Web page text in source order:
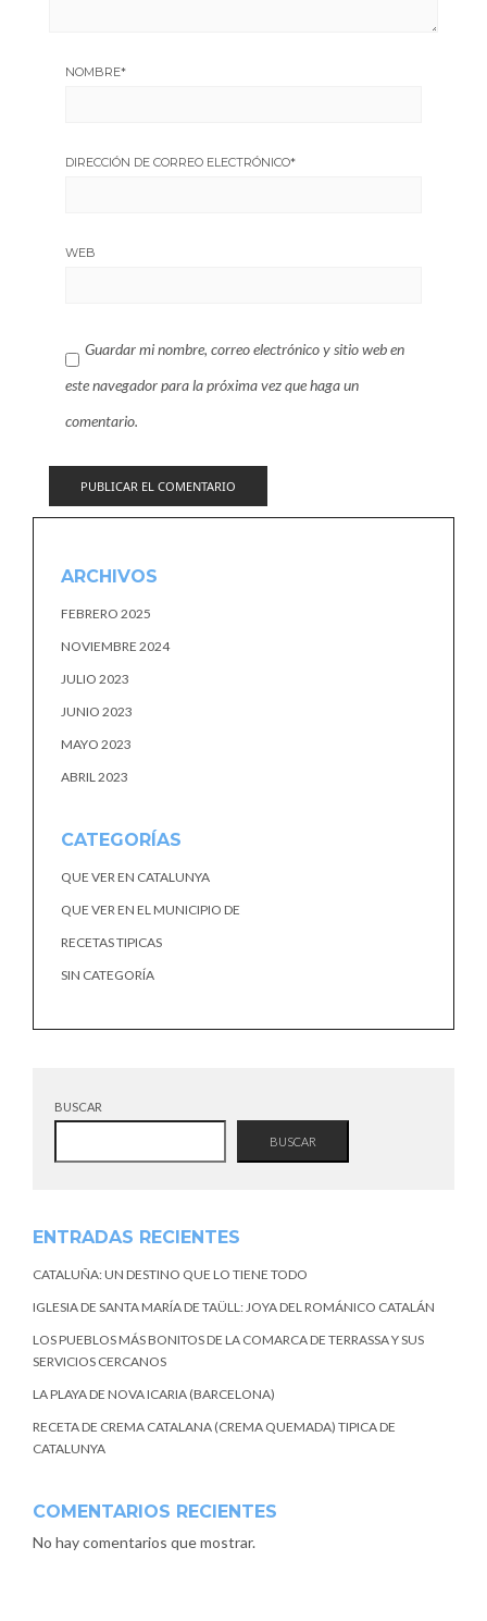
NOMBRE*
DIRECCIÓN DE CORREO ELECTRÓNICO*
WEB
Guardar mi nombre, correo electrónico y sitio web en
este navegador para la próxima vez que haga un
comentario.
ARCHIVOS
FEBRERO 2025
NOVIEMBRE 2024
JULIO 2023
JUNIO 2023
MAYO 2023
ABRIL 2023
CATEGORÍAS
QUE VER EN CATALUNYA
QUE VER EN EL MUNICIPIO DE
RECETAS TIPICAS
SIN CATEGORÍA
BUSCAR
BUSCAR
ENTRADAS RECIENTES
CATALUÑA: UN DESTINO QUE LO TIENE TODO
IGLESIA DE SANTA MARÍA DE TAÜLL: JOYA DEL ROMÁNICO CATALÁN
LOS PUEBLOS MÁS BONITOS DE LA COMARCA DE TERRASSA Y SUS
SERVICIOS CERCANOS
LA PLAYA DE NOVA ICARIA (BARCELONA)
RECETA DE CREMA CATALANA (CREMA QUEMADA) TIPICA DE
CATALUNYA
COMENTARIOS RECIENTES
No hay comentarios que mostrar.